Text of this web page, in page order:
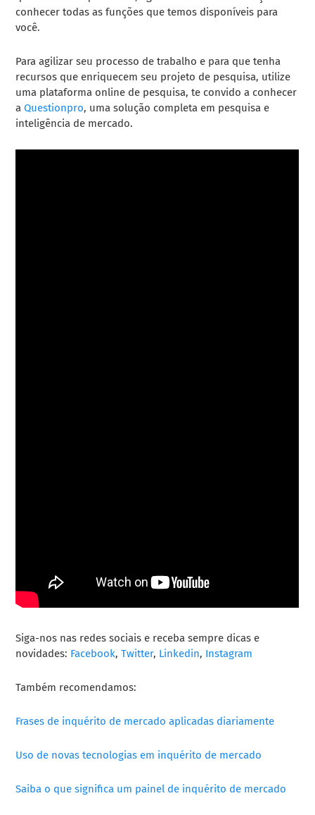
conhecer todas as funções que temos disponíveis para
você.
Para agilizar seu processo de trabalho e para que tenha
recursos que enriquecem seu projeto de pesquisa, utilize
uma plataforma online de pesquisa, te convido a conhecer
a Questionpro, uma solução completa em pesquisa e
inteligência de mercado.
Siga-nos nas redes sociais e receba sempre dicas e
novidades: Facebook, Twitter, Linkedin, Instagram
Também recomendamos:
Frases de inquérito de mercado aplicadas diariamente
Uso de novas tecnologias em inquérito de mercado
Saiba o que significa um painel de inquérito de mercado